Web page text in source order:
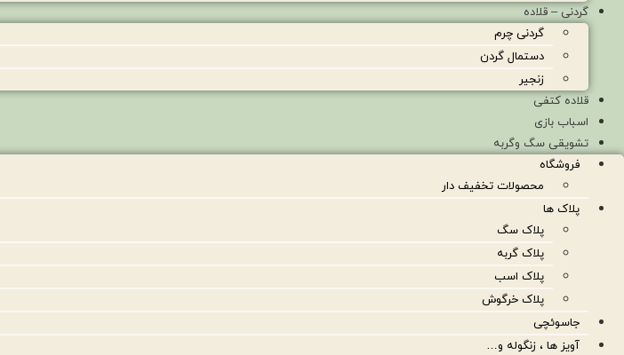
گردنی – قلاده
گردنی چرم
دستمال گردن
زنجیر
قلاده کتفی
اسباب بازی
تشویقی سگ وگربه
فروشگاه
محصولات تخفیف دار
پلاک ها
پلاک سگ
پلاک گربه
پلاک اسب
پلاک خرگوش
جاسوئچی
آویز ها ، زنگوله و…